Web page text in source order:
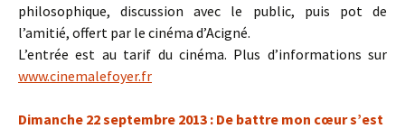
philosophique, discussion avec le public, puis pot de
l’amitié, offert par le cinéma d’Acigné.
L’entrée est au tarif du cinéma. Plus d’informations sur
www.cinemalefoyer.fr
Dimanche 22 septembre 2013 : De battre mon cœur s’est